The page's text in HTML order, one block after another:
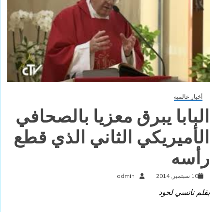
أخبار عالمية
البابا يبرق معزيا بالصحافي
الأميريكي الثاني الذي قطع
رأسه
10 سبتمبر, 2014 admin
بقلم نانسي لحود